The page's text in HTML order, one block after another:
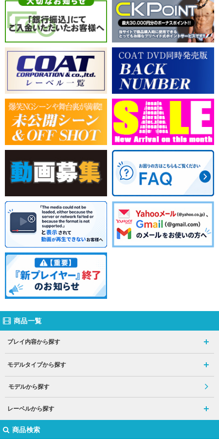
商品一覧
プレイ内容から探す
モデルタイプから探す
モデルから探す
レーベルから探す
商品検索